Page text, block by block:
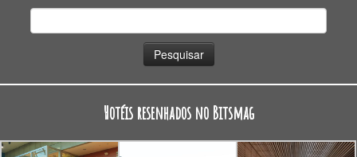
Hotéis resenhados no Bitsmag